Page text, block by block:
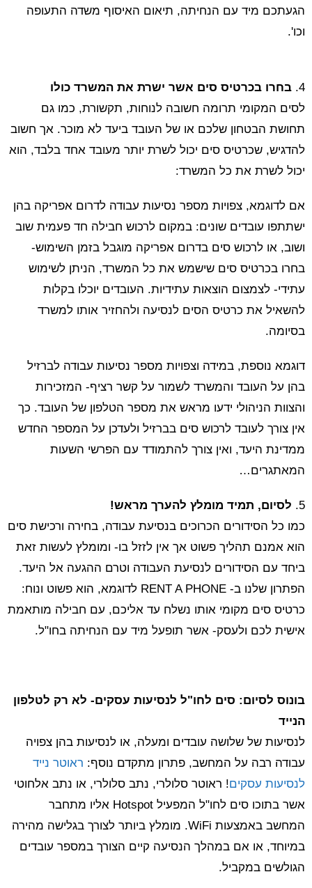
הגעתכם מיד עם הנחיתה, תיאום האיסוף משדה התעופה
וכו'.
4. בחרו בכרטיס סים אשר ישרת את המשרד כולו
לסים המקומי תרומה חשובה לנוחות, תקשורת, כמו גם
תחושת הבטחון שלכם או של העובד ביעד לא מוכר. אך חשוב
להדגיש, שכרטיס סים יכול לשרת יותר מעובד אחד בלבד, הוא
יכול לשרת את כל המשרד:
אם לדוגמא, צפויות מספר נסיעות עבודה לדרום אפריקה בהן
ישתתפו עובדים שונים: במקום לרכוש חבילה חד פעמית שוב
ושוב, או לרכוש סים בדרום אפריקה מוגבל בזמן השימוש-
בחרו בכרטיס סים שישמש את כל המשרד, הניתן לשימוש
עתידי- לצמצום הוצאות עתידיות. העובדים יוכלו בקלות
להשאיל את כרטיס הסים לנסיעה ולהחזיר אותו למשרד
בסיומה.
דוגמא נוספת, במידה וצפויות מספר נסיעות עבודה לברזיל
בהן על העובד והמשרד לשמור על קשר רציף- המזכירות
והצוות הניהולי ידעו מראש את מספר הטלפון של העובד. כך
אין צורך לעובד לרכוש סים בברזיל ולעדכן על המספר החדש
ממדינת היעד, ואין צורך להתמודד עם הפרשי השעות
המאתגרים…
5.
לסיום, תמיד מומלץ להערך מראש!
כמו כל הסידורים הכרוכים בנסיעת עבודה, בחירה ורכישת סים
הוא אמנם תהליך פשוט אך אין לזזל בו- ומומלץ לעשות זאת
ביחד עם הסידורים לנסיעת העבודה וטרם ההגעה אל היעד.
הפתרון שלנו ב- RENT A PHONE לדוגמא, הוא פשוט ונוח:
כרטיס סים מקומי אותו נשלח עד אליכם, עם חבילה מותאמת
אישית לכם ולעסק- אשר תופעל מיד עם הנחיתה בחו"ל.
בונוס לסיום: סים לחו"ל לנסיעות עסקים- לא רק לטלפון
הנייד
לנסיעות של שלושה עובדים ומעלה, או לנסיעות בהן צפויה
עבודה רבה על המחשב, פתרון מתקדם נוסף: ראוטר נייד
לנסיעות עסקים! ראוטר סלולרי, נתב סלולרי, או נתב אלחוטי
אשר בתוכו סים לחו"ל המפעיל Hotspot אליו מתחבר
המחשב באמצעות WiFi. מומלץ ביותר לצורך בגלישה מהירה
במיוחד, או אם במהלך הנסיעה קיים הצורך במספר עובדים
הגולשים במקביל.